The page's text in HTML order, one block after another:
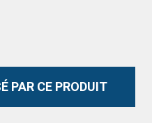
PAR CE PRODUIT